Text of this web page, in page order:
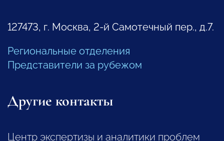
127473, г. Москва, 2-й Самотечный пер., д.7.
Региональные отделения
Представители за рубежом
Другие контакты
Центр экспертизы и аналитики проблем